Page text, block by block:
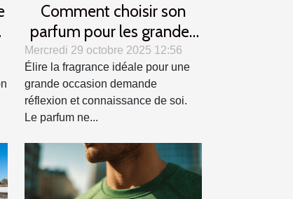
Comment choisir son
parfum pour les grandes
occasions ?
Mercredi 29 octobre 2025 12:56
Élire la fragrance idéale pour une
grande occasion demande
réflexion et connaissance de soi.
Le parfum ne...